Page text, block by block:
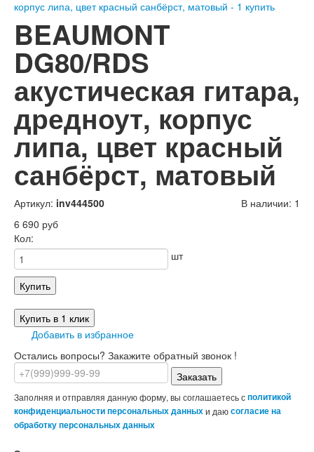
BEAUMONT
DG80/RDS
акустическая гитара,
дредноут, корпус
липа, цвет красный
санбёрст, матовый
Артикул: inv444500
В наличии: 1
6 690 руб
Кол:
шт
Купить
Купить в 1 клик
Добавить в избранное
Остались вопросы? Закажите обратный звонок !
Заказать
Заполняя и отправляя данную форму, вы соглашаетесь сполитикой
конфиденциальности персональных данныхи даюсогласие на
обработку персональных данных